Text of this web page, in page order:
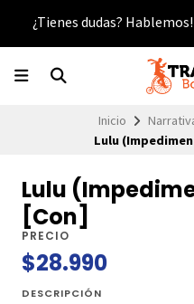
¿Tienes dudas? Hablemos!
Inicio
Lulu
Lulu
[Con]
PRECIO
$28.990
DESCRIPCIÓN